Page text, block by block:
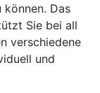
Das
Sie bei all
verschiedene
und